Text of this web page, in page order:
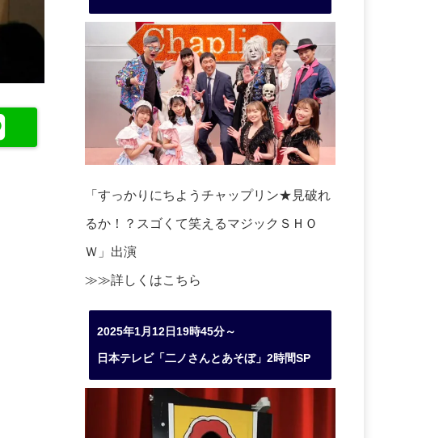
「すっかりにちようチャップリン★見破れ
るか！？スゴくて笑えるマジックＳＨＯ
Ｗ」出演
≫≫詳しくはこちら
2025年1月12日19時45分～
日本テレビ「二ノさんとあそぼ」2時間SP